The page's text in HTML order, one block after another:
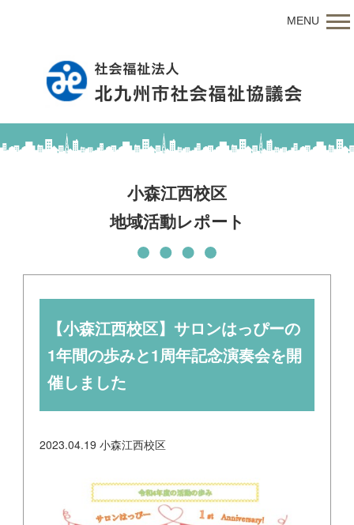
MENU
小森江西校区
地域活動レポート
【小森江西校区】サロンはっぴーの
1年間の歩みと1周年記念演奏会を開
催しました
2023.04.19 小森江西校区